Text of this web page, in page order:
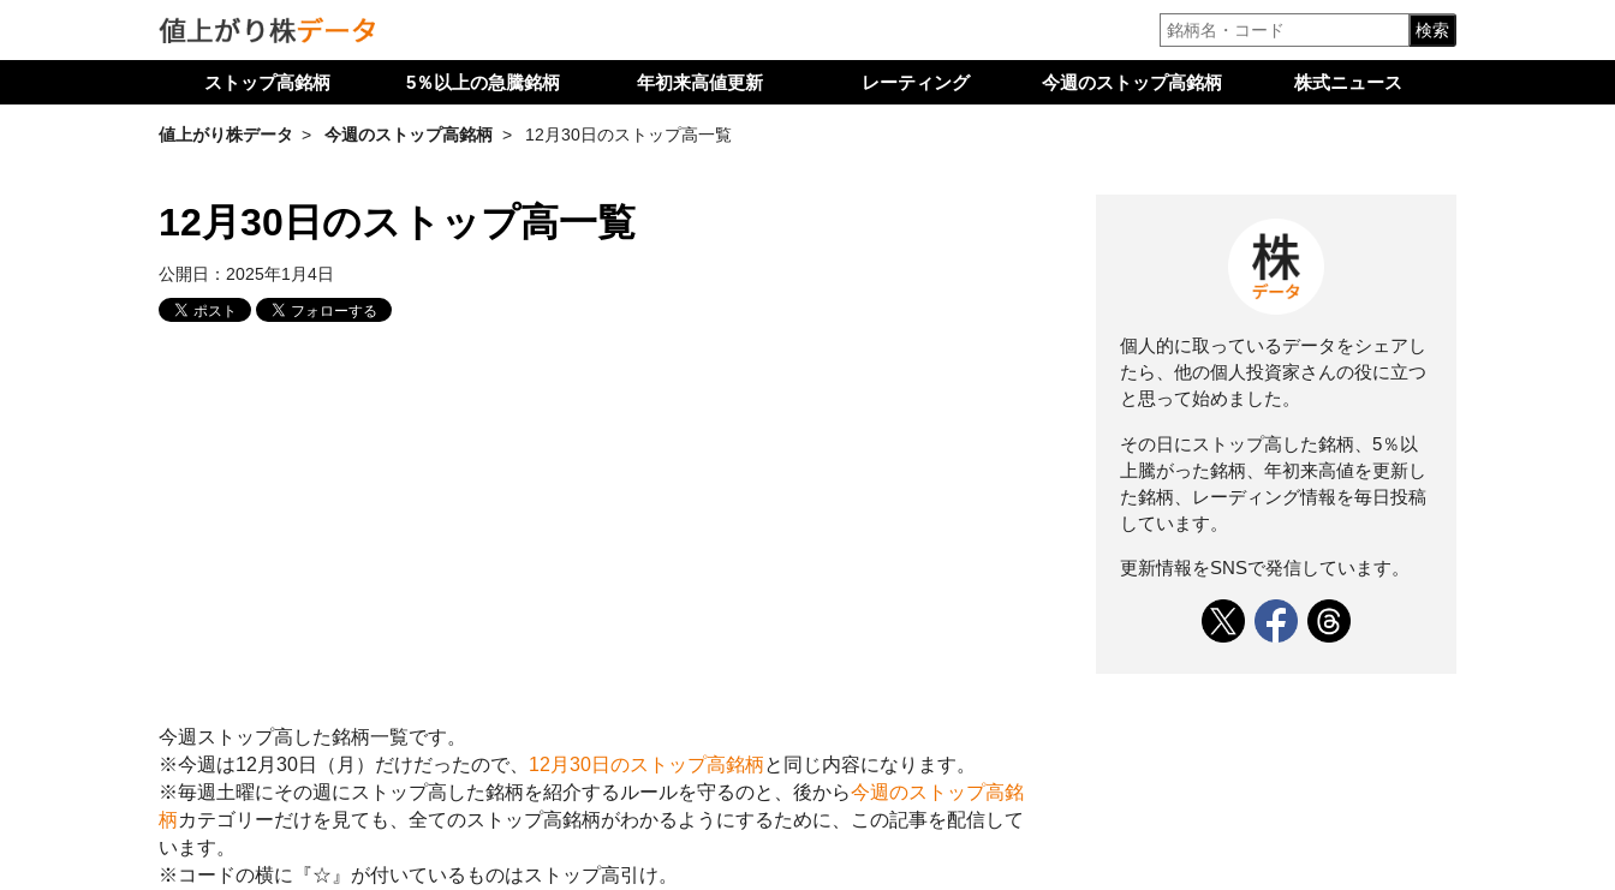
検索
ストップ高銘柄 5％以上の急騰銘柄 年初来高値更新 レーティング 今週のストップ高銘柄 株式ニュース
値上がり株データ 今週のストップ高銘柄 12月30日のストップ高一覧
12月30日のストップ高一覧
公開日： 2025年1月4日
今週ストップ高した銘柄一覧です。
※今週は12月30日（月）だけだったので、 12月30日のストップ高銘柄と同じ内容になります。
※毎週土曜にその週にストップ高した銘柄を紹介するルールを守るのと、後から今週のストップ高銘
柄カテゴリーだけを見ても、全てのストップ高銘柄がわかるようにするために、この記事を配信して
います。
※コードの横に『☆』が付いているものはストップ高引け。
個人的に取っているデータをシェアし
たら、他の個人投資家さんの役に立つ
と思って始めました。
その日にストップ高した銘柄、5％以
上騰がった銘柄、年初来高値を更新し
た銘柄、レーディング情報を毎日投稿
しています。
更新情報をSNSで発信しています。